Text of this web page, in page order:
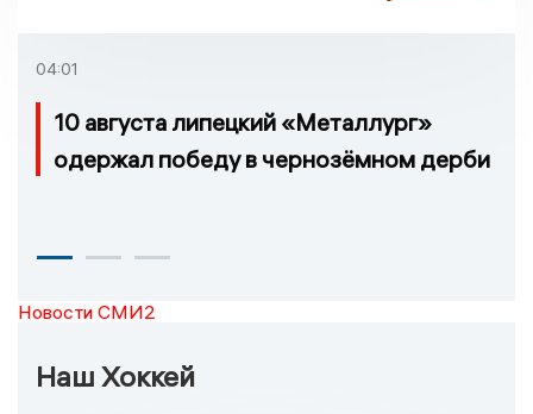
04:01
10 августа липецкий «Металлург»
одержал победу в чернозёмном дерби
Новости СМИ2
Наш Хоккей